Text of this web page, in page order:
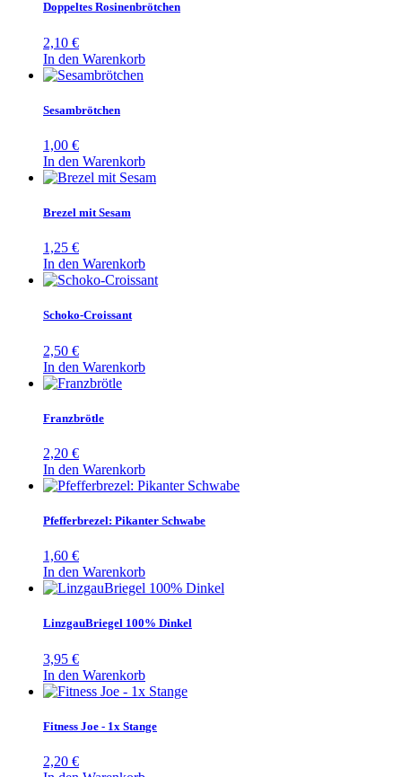
Doppeltes Rosinenbrötchen
2,10 €
In den Warenkorb
Sesambrötchen
1,00 €
In den Warenkorb
Brezel mit Sesam
1,25 €
In den Warenkorb
Schoko-Croissant
2,50 €
In den Warenkorb
Franzbrötle
2,20 €
In den Warenkorb
Pfefferbrezel: Pikanter Schwabe
1,60 €
In den Warenkorb
LinzgauBriegel 100% Dinkel
3,95 €
In den Warenkorb
Fitness Joe - 1x Stange
2,20 €